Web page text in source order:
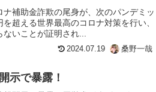
補助金詐欺の尾身が、次のパンデミッ
超える世界最高のコロナ対策を行い、
いことが証明され...
2024.07.19 桑野一哉
示で暴露！